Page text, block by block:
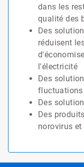
dans les
qualité des
Des
réduisent
l'électricité
Des
fluctuations
Des
Des
norovirus et